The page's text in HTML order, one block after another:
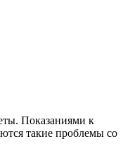
Показаниями к
такие проблемы со